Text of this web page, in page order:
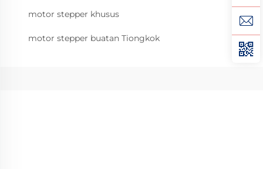
motor stepper khusus
motor stepper buatan Tiongkok